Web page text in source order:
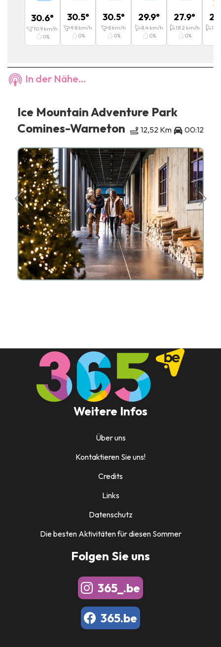
30.6°
10.9 km/h
0%
30.5°
9.8km/h
0%
30.5°
8km/h
0%
29.9°
8.4 km/h
0%
27.9°
18.2 km/h
0%
11.4
In der Nähe...
Ice Mountain Adventure Park
Comines-Warneton
12,52 Km 00:12
Weitere Infos
Über uns
Kontaktieren Sie uns!
Credits
Links
Datenschutz
Die besten Aktivitäten für diesen Sommer
Folgen Sie uns
365_.be
365.be